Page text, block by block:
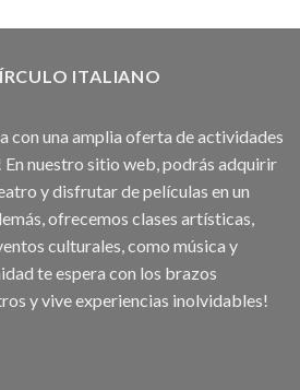
ITALIANO
con una amplia oferta de actividades
nuestro sitio web, podrás adquirir
y disfrutar de películas en un
ofrecemos clases artísticas,
culturales, como música y
te espera con los brazos
y vive experiencias inolvidables!